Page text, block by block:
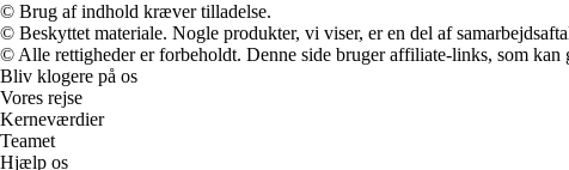
© Brug af indhold kræver tilladelse.
© Beskyttet materiale. Nogle produkter, vi viser, er en del af
© Alle rettigheder er forbeholdt. Denne side bruger affiliate-links, som
Bliv klogere på os
Vores rejse
Kerneværdier
Teamet
Hjælp os